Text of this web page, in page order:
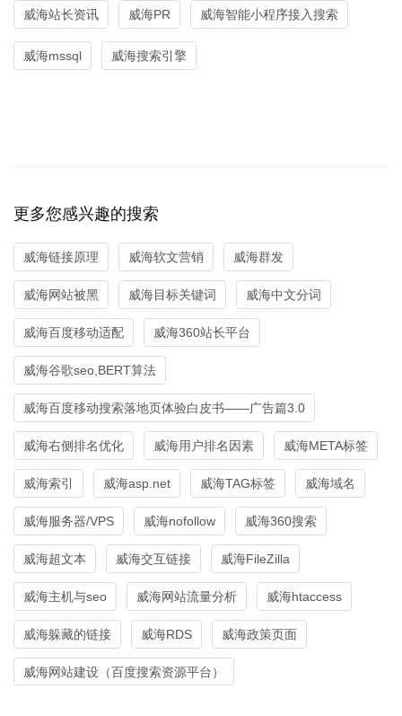
威海站长资讯 威海PR 威海智能小程序接入搜索
威海mssql 威海搜索引擎
更多您感兴趣的搜索
威海链接原理 威海软文营销 威海群发
威海网站被黑 威海目标关键词 威海中文分词
威海百度移动适配 威海360站长平台
威海谷歌seo,BERT算法
威海百度移动搜索落地页体验白皮书——广告篇3.0
威海右侧排名优化 威海用户排名因素 威海META标签
威海索引 威海asp.net 威海TAG标签 威海域名
威海服务器/VPS 威海nofollow 威海360搜索
威海超文本 威海交互链接 威海FileZilla
威海主机与seo 威海网站流量分析 威海htaccess
威海躲藏的链接 威海RDS 威海政策页面
威海网站建设（百度搜索资源平台）